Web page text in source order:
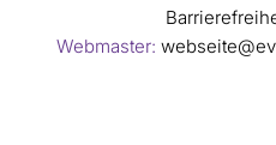
Webmaster: